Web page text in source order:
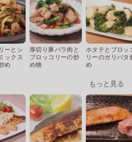
ーとシ
ックス
め
厚切り豚バラ肉と
ブロッコリーの炒
め物
ホタテとブロッ
リーのガリバタ
め
もっと見る